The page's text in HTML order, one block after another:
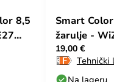
8,5
Smart
žarulje -
19,00 €
Tehnički
Na lageru